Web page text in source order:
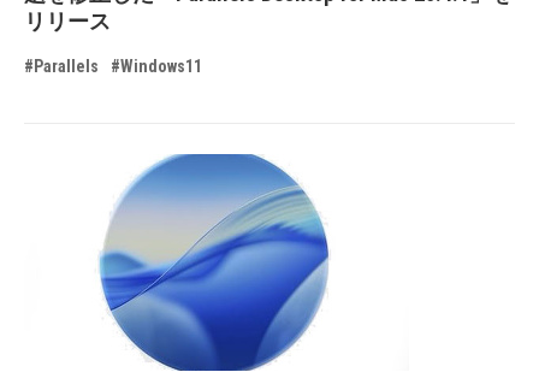
リリース
#Parallels #Windows11